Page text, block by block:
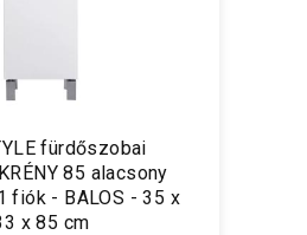
fürdőszobai
85 alacsony
fiók - BALOS - 35 x
x 85 cm